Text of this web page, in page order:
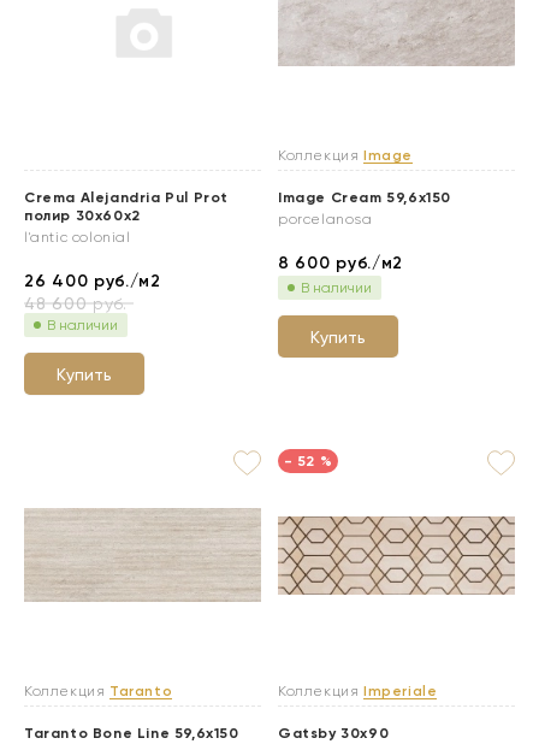
Crema Alejandria Pul Prot
полир 30x60x2
l'antic colonial
26 400 руб./м2
48 600руб.
В наличии
Купить
Коллекция Image
Image Cream 59,6x150
porcelanosa
8 600 руб./м2
В наличии
Купить
Коллекция Taranto
Taranto Bone Line 59,6x150
- 52 %
Коллекция Imperiale
Gatsby 30x90